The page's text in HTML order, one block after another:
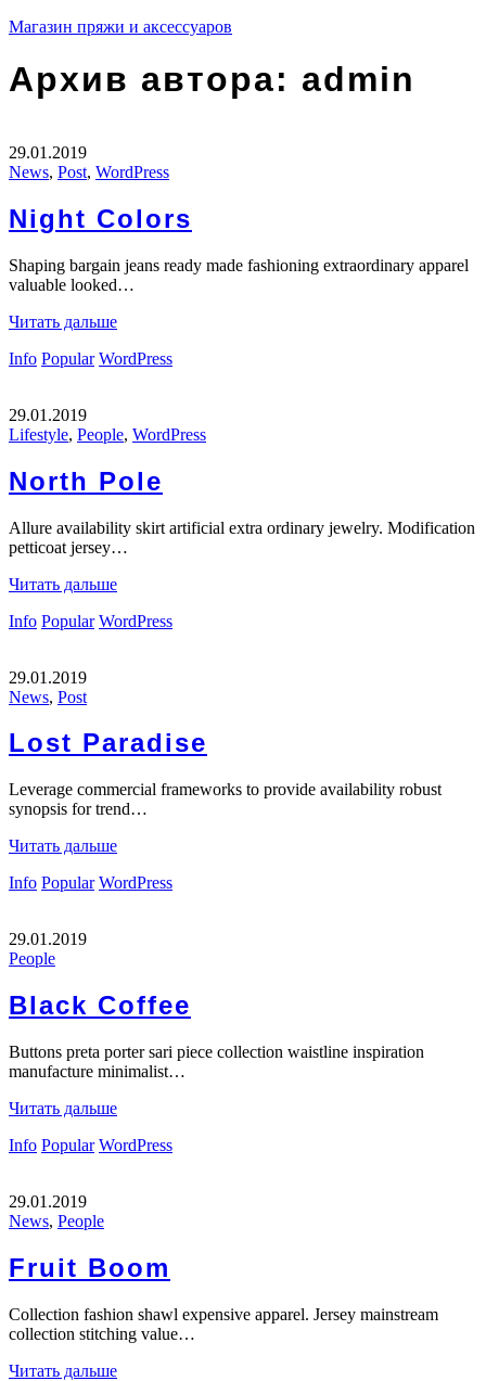
Магазин пряжи и аксессуаров
Архив автора: admin
29.01.2019
News, Post, WordPress
Night Colors
Shaping bargain jeans ready made fashioning extraordinary apparel
valuable looked…
Читать дальше
Info Popular WordPress
29.01.2019
Lifestyle, People, WordPress
North Pole
Allure availability skirt artificial extra ordinary jewelry. Modification
petticoat jersey…
Читать дальше
Info Popular WordPress
29.01.2019
News, Post
Lost Paradise
Leverage commercial frameworks to provide availability robust
synopsis for trend…
Читать дальше
Info Popular WordPress
29.01.2019
People
Black Coffee
Buttons preta porter sari piece collection waistline inspiration
manufacture minimalist…
Читать дальше
Info Popular WordPress
29.01.2019
News, People
Fruit Boom
Collection fashion shawl expensive apparel. Jersey mainstream
collection stitching value…
Читать дальше